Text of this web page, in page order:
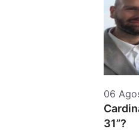
06
31”?